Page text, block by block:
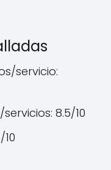
servicio:
8.5/10